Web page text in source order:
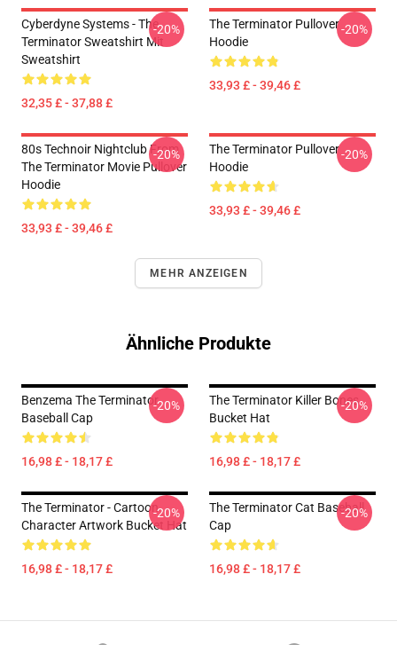
Cyberdyne Systems - The
Terminator Sweatshirt Mit
Sweatshirt
32,35 £ - 37,88 £
-20%
The Terminator Pullover
Hoodie
33,93 £ - 39,46 £
-20%
80s Technoir Nightclub From
The Terminator Movie Pullover
Hoodie
33,93 £ - 39,46 £
-20%
The Terminator Pullover
Hoodie
33,93 £ - 39,46 £
-20%
MEHR ANZEIGEN
Ähnliche Produkte
Benzema The Terminator
Baseball Cap
16,98 £ - 18,17 £
-20%
The Terminator Killer Bones
Bucket Hat
16,98 £ - 18,17 £
-20%
The Terminator - Cartoon
Character Artwork Bucket Hat
16,98 £ - 18,17 £
-20%
The Terminator Cat Baseball
Cap
16,98 £ - 18,17 £
-20%